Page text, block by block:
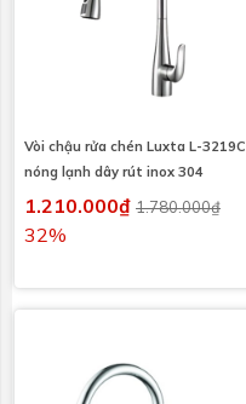
Vòi chậu rửa chén Luxta L-3219C
nóng lạnh dây rút inox 304
1.210.000₫ 1.780.000₫
32%